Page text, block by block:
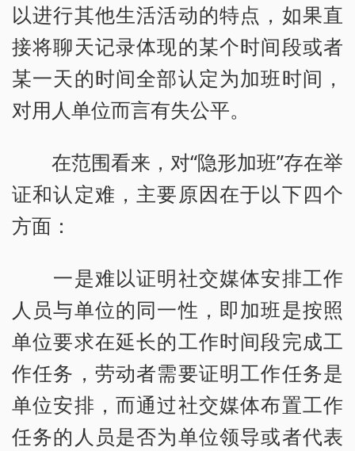
以进行其他生活活动的特点，如果直
接将聊天记录体现的某个时间段或者
某一天的时间全部认定为加班时间，
对用人单位而言有失公平。
在范围看来，对“隐形加班”存在举
证和认定难，主要原因在于以下四个
方面：
一是难以证明社交媒体安排工作
人员与单位的同一性，即加班是按照
单位要求在延长的工作时间段完成工
作任务，劳动者需要证明工作任务是
单位安排，而通过社交媒体布置工作
任务的人员是否为单位领导或者代表